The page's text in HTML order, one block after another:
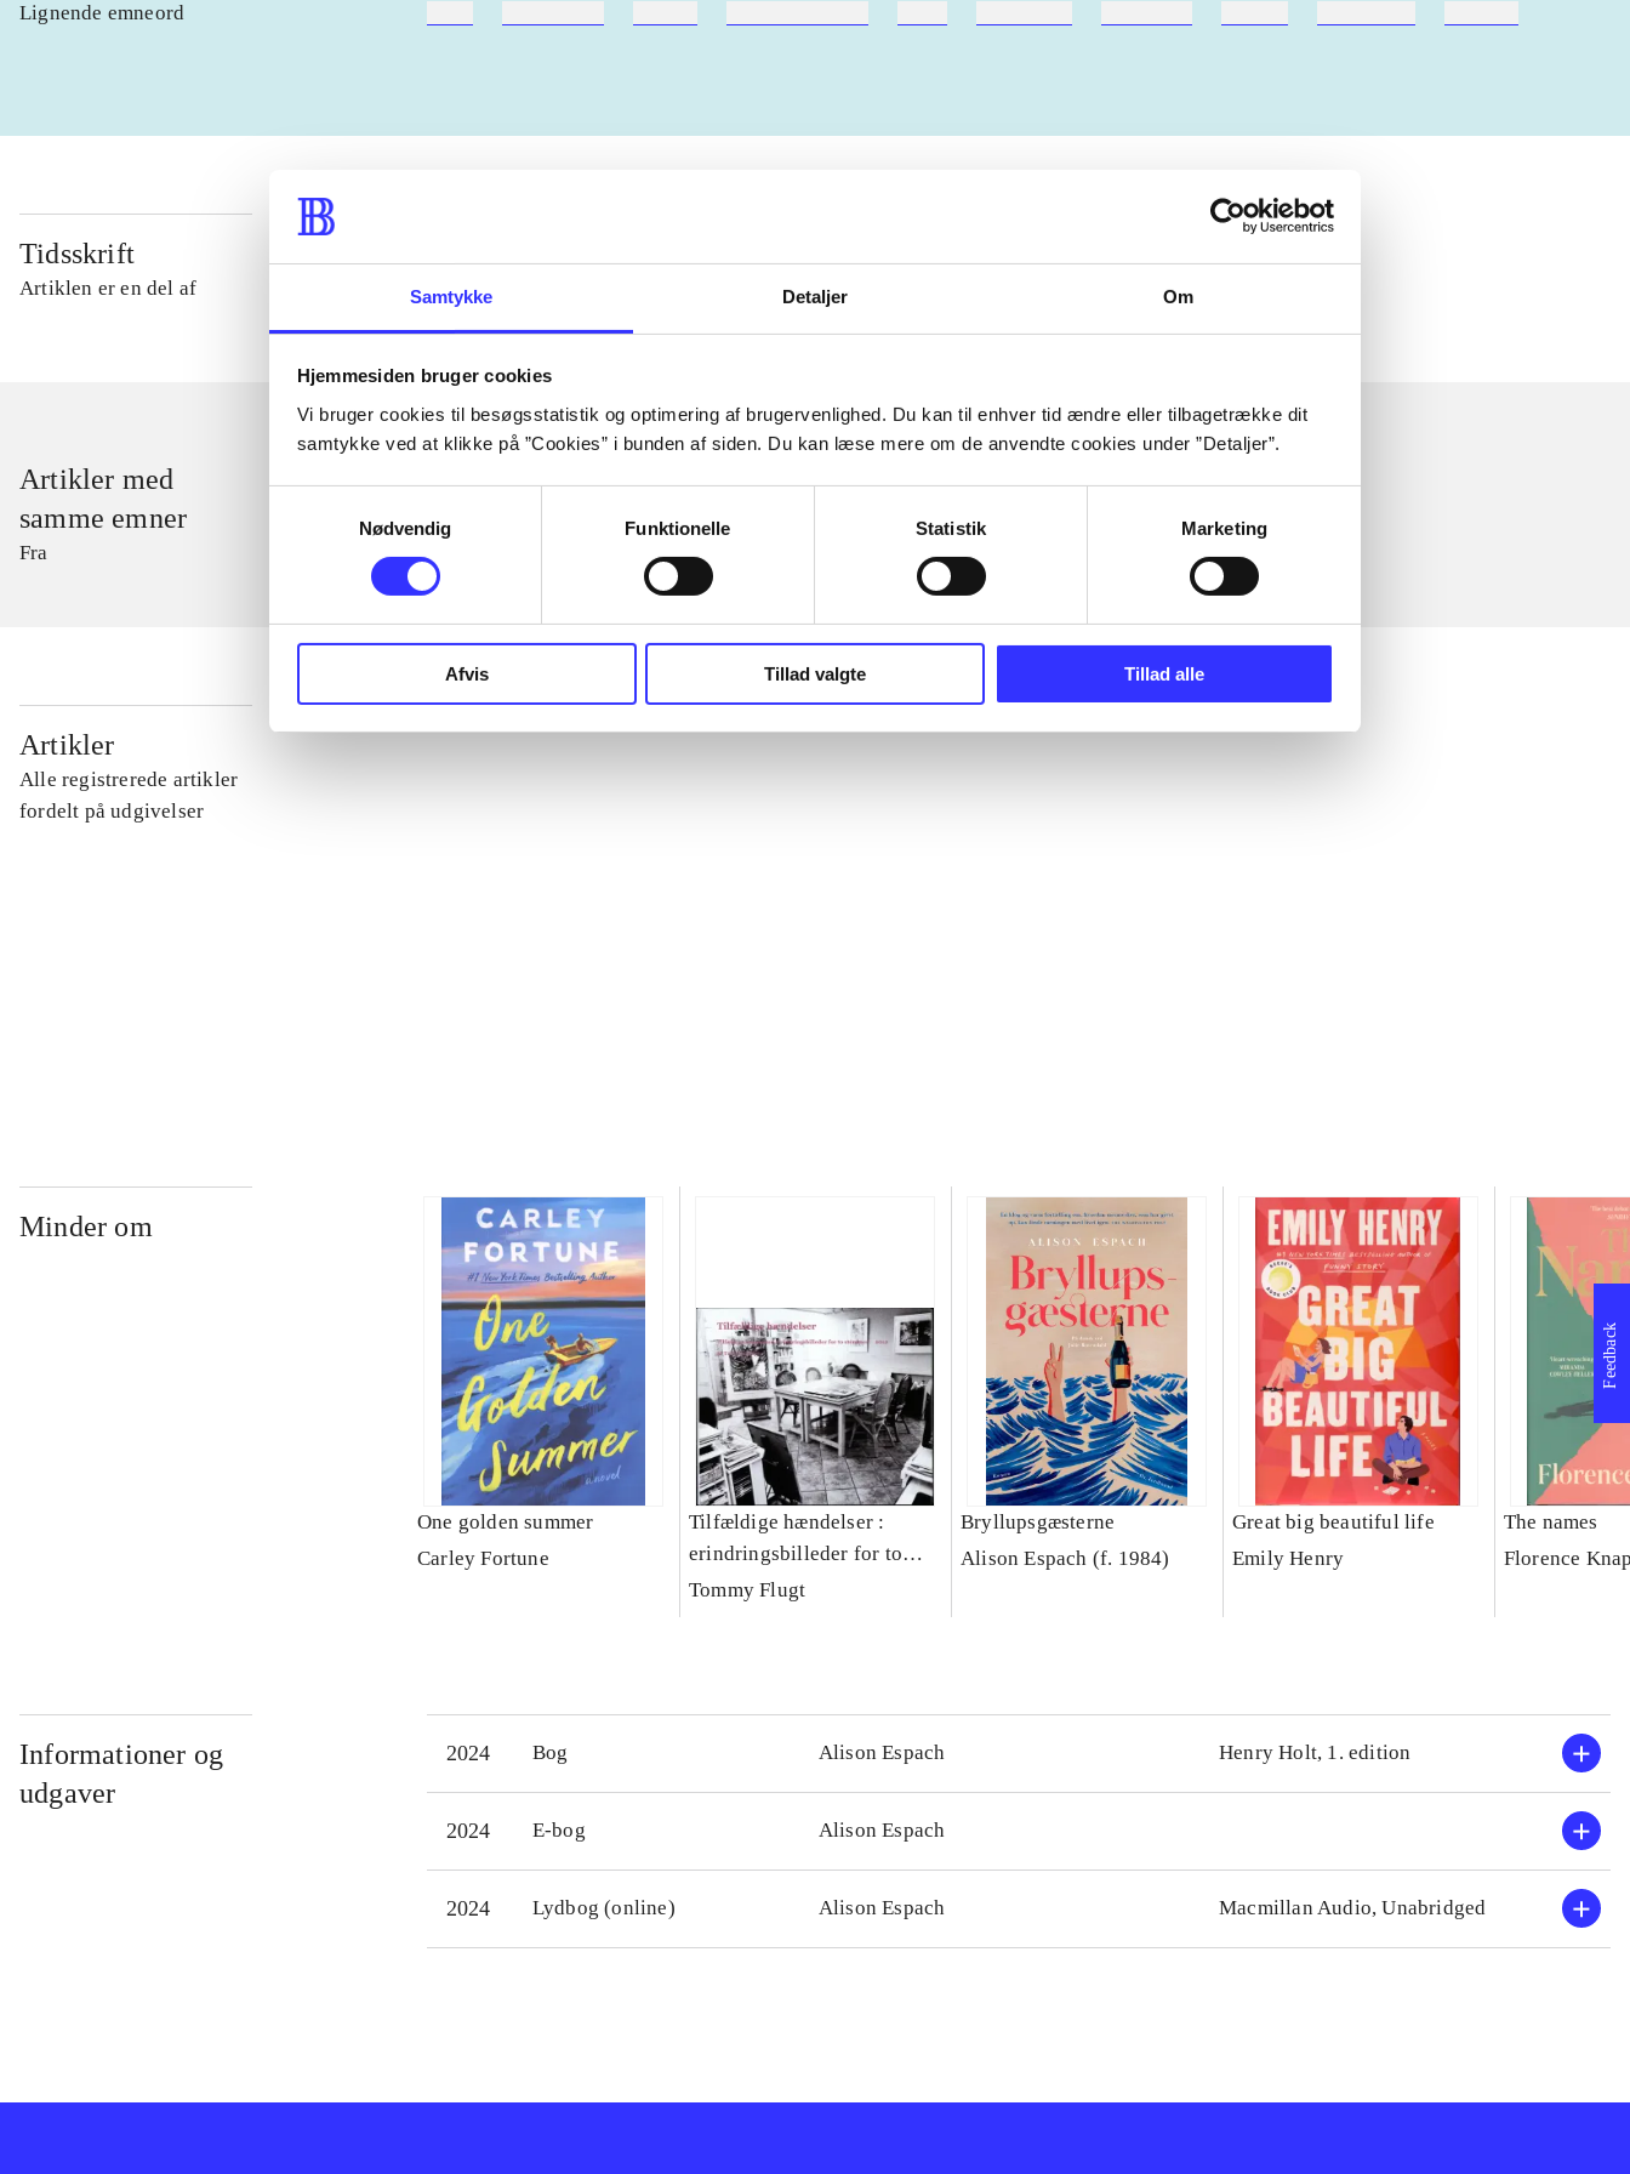
Samtykke Detaljer Om
Hjemmesiden bruger cookies
Vi bruger cookies til besøgsstatistik og optimering af brugervenlighed. Du kan til enhver tid ændre eller tilbagetrække dit
samtykke ved at klikke på ”Cookies” i bunden af siden. Du kan læse mere om de anvendte cookies under ”Detaljer”.
Nødvendig
Funktionelle Statistik Marketing
Afvis Tillad valgte Tillad alle
Lignende emneord
Tidsskrift
Artiklen er en del af
Tidsskrift
Artikler med
samme emner
Fra
Artikler
Alle registrerede artikler
fordelt på udgivelser
...
Minder om
One golden summer
Carley Fortune
Tilfældige hændelser :
erindringsbilleder for to
stemmer
Tommy Flugt
Bryllupsgæsterne
Alison Espach (f. 1984)
Great big beautiful life
Emily Henry
The names
Florence
Informationer og
udgaver
2024 Bog Alison Espach Henry Holt, 1. edition
2024 E-bog Alison Espach
2024 Lydbog (online) Alison Espach Macmillan Audio, Unabridged
Feedback